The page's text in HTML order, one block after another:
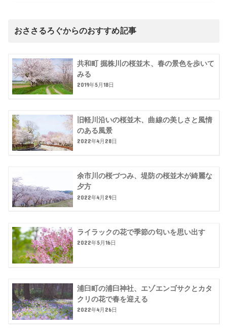
おささるろぐからのおすすめ記事
共和町 掘株川の桜並木、春の景色を歩いて
みる
2019年5月18日
旧軽川沿いの桜並木、曲線の美しさと風情
のある風景
2022年4月28日
余市川の桜づつみ、堤防の桜並木が綺麗な
夕方
2022年4月29日
ライラックの花で季節の匂いを思い出す
2022年5月16日
浦臼町の浦臼神社、エゾエンゴサクとカタ
クリの花で春を迎える
2022年4月26日